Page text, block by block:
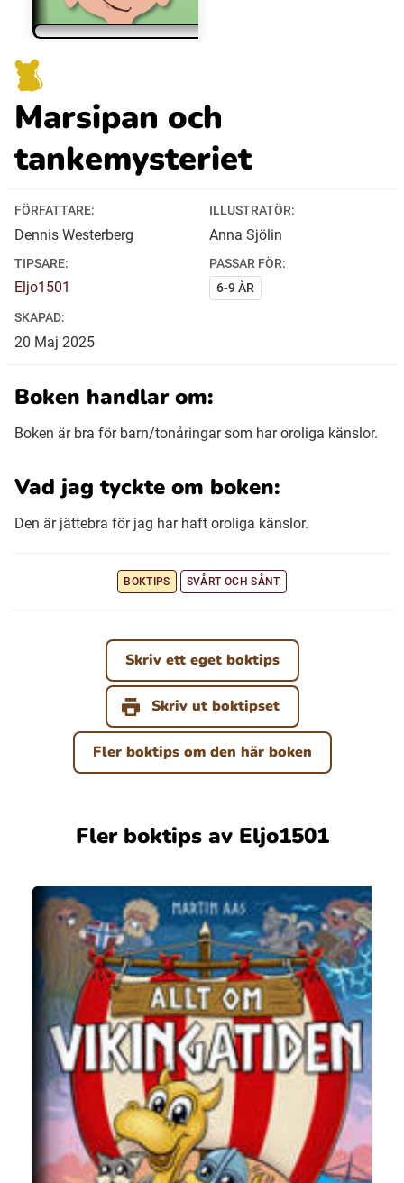
Kaale (Romska)
Arli (Romska)
Resanderomani (Romska)
Kelderash (Romska)
Lovari (Romska)
Marsipan och
tankemysteriet
FÖRFATTARE:
Dennis Westerberg
ILLUSTRATÖR:
Anna Sjölin
TIPSARE:
Eljo1501
PASSAR FÖR:
6-9 ÅR
SKAPAD:
20 Maj 2025
Boken handlar om:
Boken är bra för barn/tonåringar som har oroliga känslor.
Vad jag tyckte om boken:
Den är jättebra för jag har haft oroliga känslor.
BOKTIPS SVÅRT OCH SÅNT
Skriv ett eget boktips
Skriv ut boktipset
Fler boktips om den här boken
Fler boktips av Eljo1501